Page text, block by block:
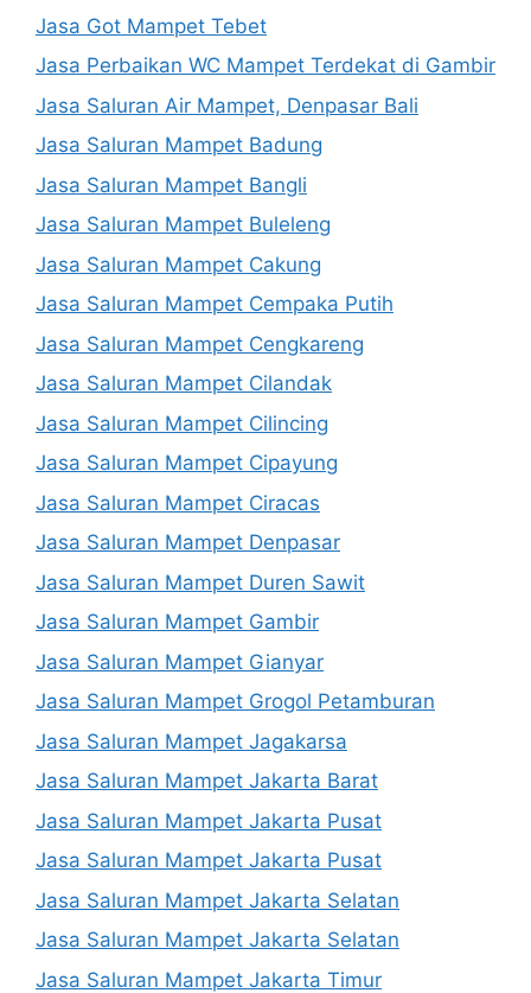
Jasa Got Mampet Tebet
Jasa Perbaikan WC Mampet Terdekat di Gambir
Jasa Saluran Air Mampet, Denpasar Bali
Jasa Saluran Mampet Badung
Jasa Saluran Mampet Bangli
Jasa Saluran Mampet Buleleng
Jasa Saluran Mampet Cakung
Jasa Saluran Mampet Cempaka Putih
Jasa Saluran Mampet Cengkareng
Jasa Saluran Mampet Cilandak
Jasa Saluran Mampet Cilincing
Jasa Saluran Mampet Cipayung
Jasa Saluran Mampet Ciracas
Jasa Saluran Mampet Denpasar
Jasa Saluran Mampet Duren Sawit
Jasa Saluran Mampet Gambir
Jasa Saluran Mampet Gianyar
Jasa Saluran Mampet Grogol Petamburan
Jasa Saluran Mampet Jagakarsa
Jasa Saluran Mampet Jakarta Barat
Jasa Saluran Mampet Jakarta Pusat
Jasa Saluran Mampet Jakarta Pusat
Jasa Saluran Mampet Jakarta Selatan
Jasa Saluran Mampet Jakarta Selatan
Jasa Saluran Mampet Jakarta Timur